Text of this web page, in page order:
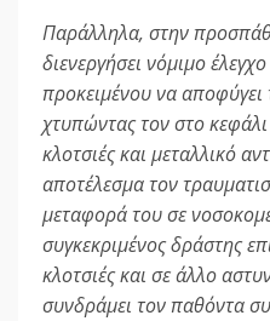
Παράλληλα, στην
διενεργήσει νόμιμο
προκειμένου να αποφύγει
χτυπώντας τον στο
κλοτσιές και μεταλλικό
αποτέλεσμα τον
μεταφορά του σε
συγκεκριμένος δράστης
κλοτσιές και σε άλλο
συνδράμει τον παθόντα